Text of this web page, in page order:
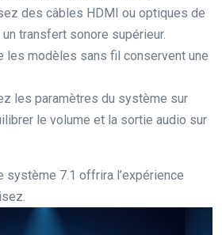
des câbles HDMI ou optiques de
transfert sonore supérieur.
les modèles sans fil conservent une
les paramètres du système sur
le volume et la sortie audio sur
système 7.1 offrira l’expérience